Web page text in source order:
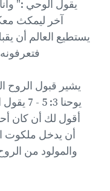
يقول الوحي :"
يستطيع العالم أن
يشير قبول الروح
يوحنا
أقول لك أن كان
أن يدخل ملكوت
والمولود من